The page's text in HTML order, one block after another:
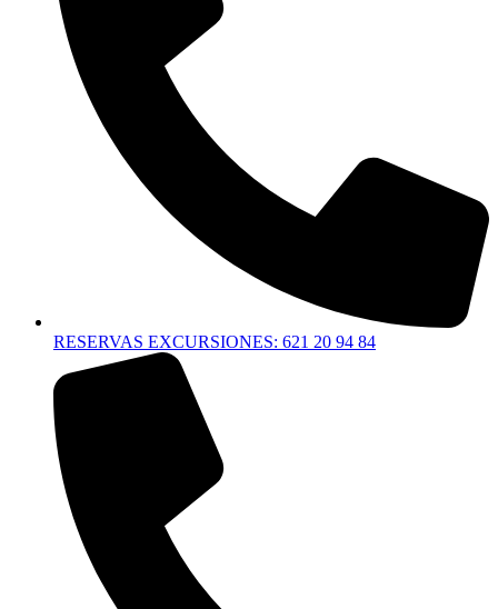
RESERVAS EXCURSIONES: 621 20 94 84